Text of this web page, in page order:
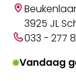
3925 JL
033 - 277
Vandaag